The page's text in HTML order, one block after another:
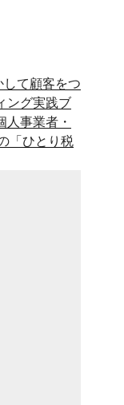
して顧客をつ
ング実践ブ
人事業者・
「ひとり税